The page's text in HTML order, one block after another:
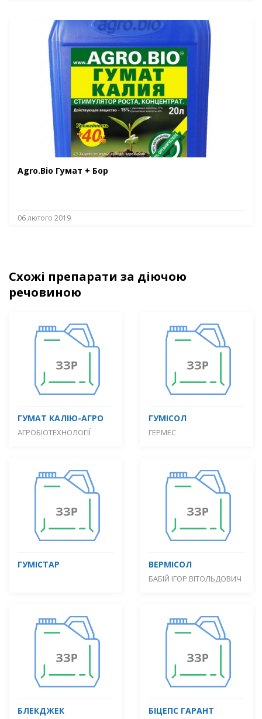
Agro.Bio Гумат + Бор
06 лютого 2019
Схожі препарати за діючою
речовиною
ГУМАТ КАЛІЮ-АГРО
АГРОБІОТЕХНОЛОГІЇ
ГУМІСОЛ
ГЕРМЕС
ГУМІСТАР ВЕРМІСОЛ
БАБІЙ ІГОР ВІТОЛЬДОВИЧ
БЛЕКДЖЕК БІЦЕПС ГАРАНТ